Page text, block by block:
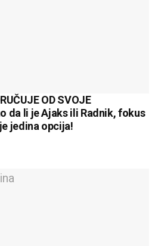
OD SVOJE
da li je Ajaks ili Radnik, fokus
jedina opcija!